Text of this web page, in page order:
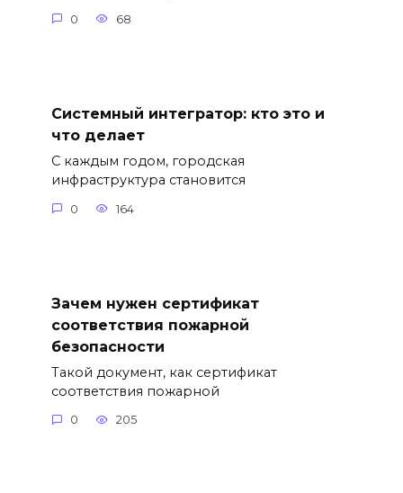
0 68
Системный интегратор: кто это и
что делает
С каждым годом, городская
инфраструктура становится
0 164
Зачем нужен сертификат
соответствия пожарной
безопасности
Такой документ, как сертификат
соответствия пожарной
0 205